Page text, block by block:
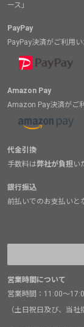
ース」
PayPay
PayPay決済がご利用い
Amazon Pay
Amazon Pay決済がご
代金引換
手数料は弊社が負担い
銀行振込
前払いでのお支払いと
営業時間について
営業時間：11:00～
（土日祝日及び、当社